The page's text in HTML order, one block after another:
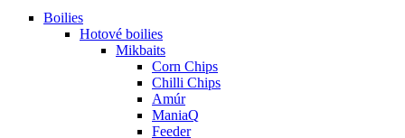
Boilies
Hotové boilies
Mikbaits
Corn Chips
Chilli Chips
Amúr
ManiaQ
Feeder